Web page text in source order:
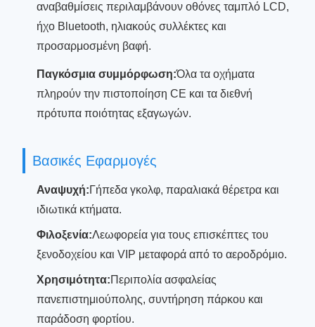
αναβαθμίσεις περιλαμβάνουν οθόνες ταμπλό LCD,
ήχο Bluetooth, ηλιακούς συλλέκτες και
προσαρμοσμένη βαφή.
Παγκόσμια συμμόρφωση:Όλα τα οχήματα
πληρούν την πιστοποίηση CE και τα διεθνή
πρότυπα ποιότητας εξαγωγών.
Βασικές Εφαρμογές
Αναψυχή:Γήπεδα γκολφ, παραλιακά θέρετρα και
ιδιωτικά κτήματα.
Φιλοξενία:Λεωφορεία για τους επισκέπτες του
ξενοδοχείου και VIP μεταφορά από το αεροδρόμιο.
Χρησιμότητα:Περιπολία ασφαλείας
πανεπιστημιούπολης, συντήρηση πάρκου και
παράδοση φορτίου.